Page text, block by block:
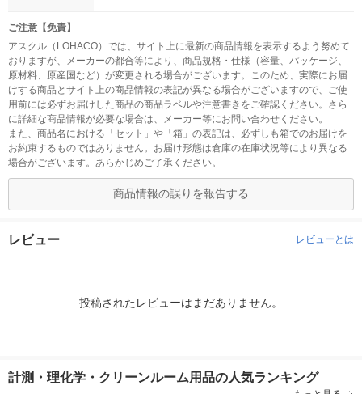
ご注意【免責】
アスクル（LOHACO）では、サイト上に最新の商品情報を表示するよう努めて
おりますが、メーカーの都合等により、商品規格・仕様（容量、パッケージ、
原材料、原産国など）が変更される場合がございます。このため、実際にお届
けする商品とサイト上の商品情報の表記が異なる場合がございますので、ご使
用前には必ずお届けした商品の商品ラベルや注意書きをご確認ください。さら
に詳細な商品情報が必要な場合は、メーカー等にお問い合わせください。
また、商品名における「セット」や「箱」の表記は、必ずしも箱でのお届けを
お約束するものではありません。お届け形態は倉庫の在庫状況等により異なる
場合がございます。あらかじめご了承ください。
商品情報の誤りを報告する
レビュー レビューとは
投稿されたレビューはまだありません。
計測・理化学・クリーンルーム用品の人気ランキング